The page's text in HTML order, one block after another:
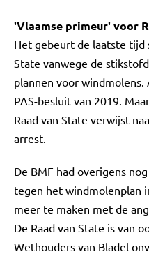
'Vlaamse primeur' voor
Het gebeurt de laatste tijd
State vanwege de
plannen voor
PAS-besluit van 2019.
Raad van State verwijst
arrest.
De BMF had overigens
tegen het windmolenplan
meer te maken met de
De Raad van State is van
Wethouders van Bladel